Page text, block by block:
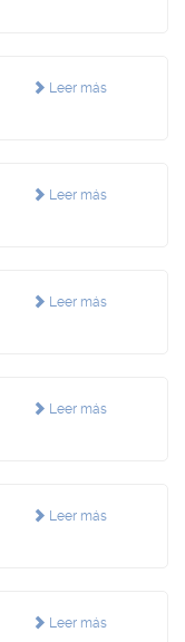
Leer más
Leer más
Leer más
Leer más
Leer más
Leer más